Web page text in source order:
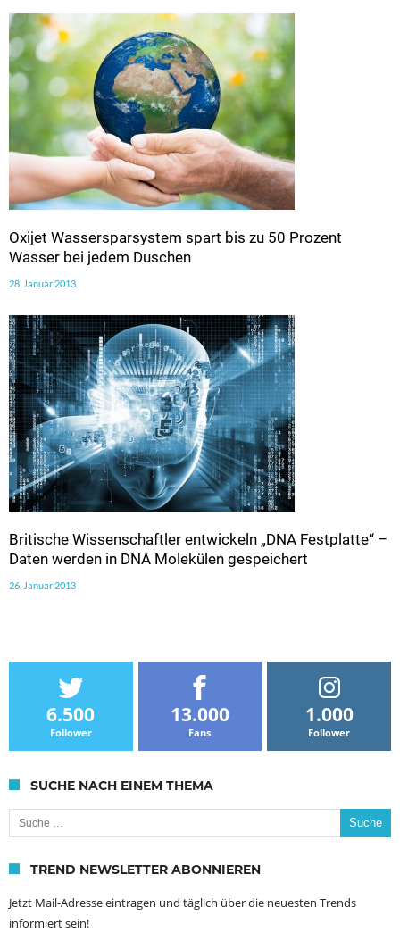
Oxijet Wassersparsystem spart bis zu 50 Prozent
Wasser bei jedem Duschen
28. Januar 2013
Britische Wissenschaftler entwickeln „DNA Festplatte“ –
Daten werden in DNA Molekülen gespeichert
26. Januar 2013
6.500
Follower
13.000
Fans
1.000
Follower
SUCHE NACH EINEM THEMA
Suche nach:
TREND NEWSLETTER ABONNIEREN
Jetzt Mail-Adresse eintragen und täglich über die neuesten Trends
informiert sein!